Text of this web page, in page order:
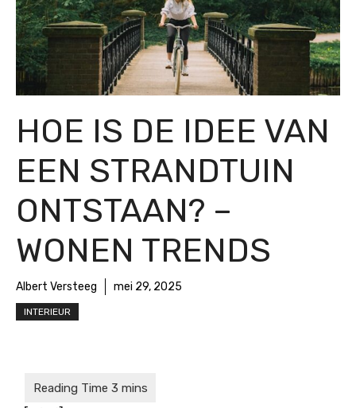
HOE IS DE IDEE VAN
EEN STRANDTUIN
ONTSTAAN? –
WONEN TRENDS
Albert Versteeg mei 29, 2025
INTERIEUR